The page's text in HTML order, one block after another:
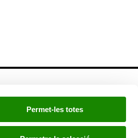
Permet-les totes
inscríbete a nuestra